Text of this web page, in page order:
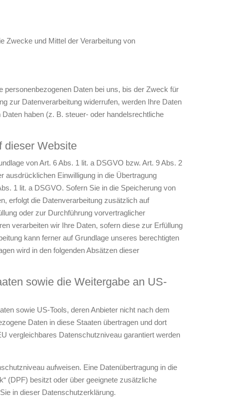
Zwecke und Mittel der Verarbeitung von
personenbezogenen Daten bei uns, bis der Zweck für
zur Datenverarbeitung widerrufen, werden Ihre Daten
haben (z. B. steuer- oder handelsrechtliche
dieser Website
von Art. 6 Abs. 1 lit. a DSGVO bzw. Art. 9 Abs. 2
ausdrücklichen Einwilligung in die Übertragung
1 lit. a DSGVO. Sofern Sie in die Speicherung von
erfolgt die Datenverarbeitung zusätzlich auf
oder zur Durchführung vorvertraglicher
verarbeiten wir Ihre Daten, sofern diese zur Erfüllung
kann ferner auf Grundlage unseres berechtigten
wird in den folgenden Absätzen dieser
sowie die Weitergabe an US-
sowie US-Tools, deren Anbieter nicht nach dem
Daten in diese Staaten übertragen und dort
vergleichbares Datenschutzniveau garantiert werden
aufweisen. Eine Datenübertragung in die
(DPF) besitzt oder über geeignete zusätzliche
in dieser Datenschutzerklärung.